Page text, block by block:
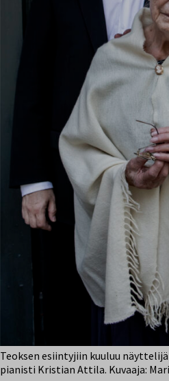
Teoksen esiintyjiin kuuluu
pianisti Kristian Attila. Kuvaaja: